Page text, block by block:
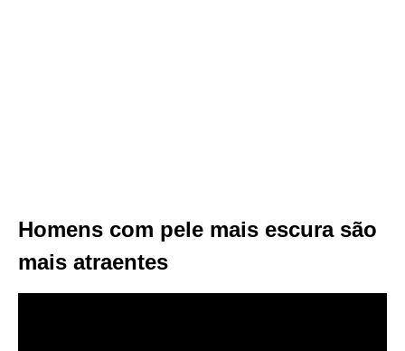
Homens com pele mais escura são
mais atraentes